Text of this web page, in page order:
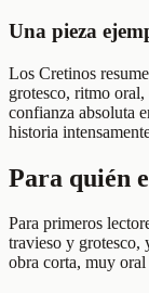
Una pieza
Los Cretinos
grotesco, ritmo
confianza absoluta
historia
Para quién
Para primeros
travieso y grotesco,
obra corta, muy